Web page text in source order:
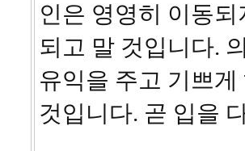
인은 영영히 이동
되고 말 것입니다.
유익을 주고 기쁘
것입니다. 곧 입을